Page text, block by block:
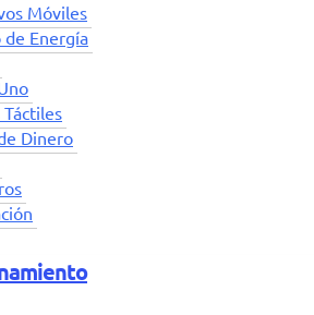
Móviles
de Energía
Dinero